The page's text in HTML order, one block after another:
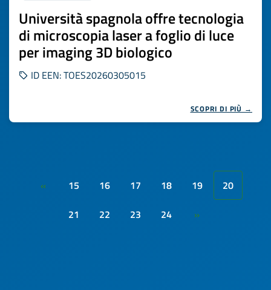
Università spagnola offre tecnologia
di microscopia laser a foglio di luce
per imaging 3D biologico
ID EEN: TOES20260305015
SCOPRI DI PIÙ →
« 15 16 17 18 19
20
21
22 23 24 »